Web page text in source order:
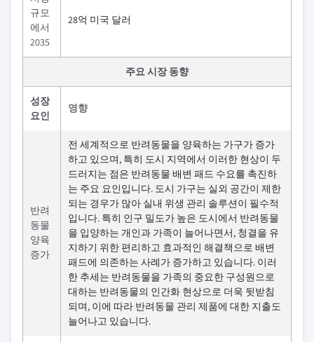
규모
에서
2035
28억 미국 달러
주요 시장 동향
성장
요인
영향
반려
동물
양육
증가
전 세계적으로 반려동물을 양육하는 가구가 증가
하고 있으며, 특히 도시 지역에서 이러한 현상이 두
드러지는 점은 반려동물 배변 패드 수요를 촉진하
는 주요 요인입니다. 도시 가구는 실외 공간이 제한
되는 경우가 많아 실내 위생 관리 솔루션이 필수적
입니다. 특히 인구 밀도가 높은 도시에서 반려동물
을 입양하는 개인과 가족이 늘어나면서, 청결을 유
지하기 위한 편리하고 효과적인 해결책으로 배변
패드에 의존하는 사례가 증가하고 있습니다. 이러
한 추세는 반려동물을 가족의 중요한 구성원으로
대하는 반려동물의 인간화 현상으로 더욱 뒷받침
되며, 이에 따라 반려동물 관리 제품에 대한 지출도
늘어나고 있습니다.